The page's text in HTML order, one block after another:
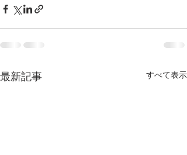
最新記事 すべて表示